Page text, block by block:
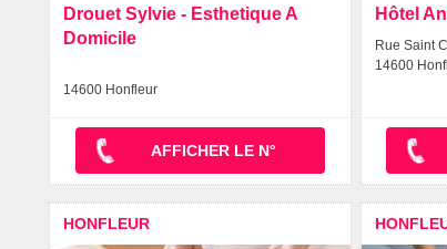
Drouet Sylvie - Esthetique A
Domicile
14600 Honfleur
AFFICHER LE N°
Hôtel
Rue Saint
14600
HONFLEUR